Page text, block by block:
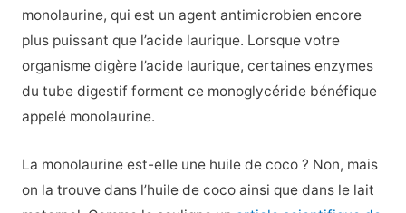
monolaurine, qui est un agent antimicrobien encore
plus puissant que l’acide laurique. Lorsque votre
organisme digère l’acide laurique, certaines enzymes
du tube digestif forment ce monoglycéride bénéfique
appelé monolaurine.
La monolaurine est-elle une huile de coco ? Non, mais
on la trouve dans l’huile de coco ainsi que dans le lait